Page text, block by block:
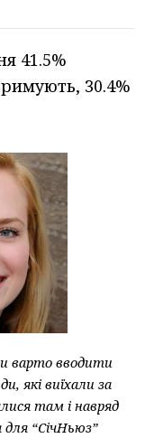
41.5%
30.4%
варто вводити
які виїхали за
там і навряд
для “СічНьюз”